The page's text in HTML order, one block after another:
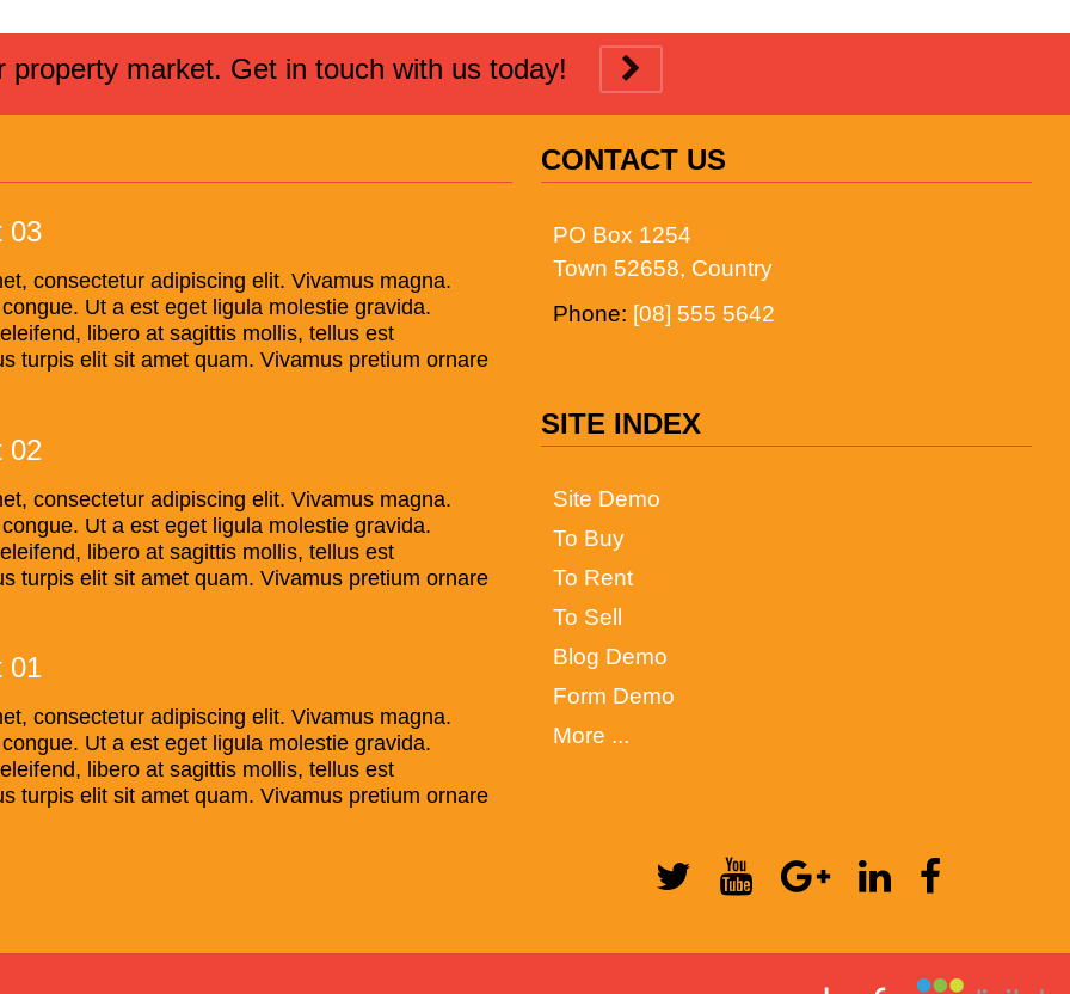
property market. Get in touch with us today!
03
consectetur adipiscing elit. Vivamus magna.
Ut a est eget ligula molestie gravida.
libero at sagittis mollis, tellus est
turpis elit sit amet quam. Vivamus pretium ornare
02
consectetur adipiscing elit. Vivamus magna.
Ut a est eget ligula molestie gravida.
libero at sagittis mollis, tellus est
turpis elit sit amet quam. Vivamus pretium ornare
01
consectetur adipiscing elit. Vivamus magna.
Ut a est eget ligula molestie gravida.
libero at sagittis mollis, tellus est
turpis elit sit amet quam. Vivamus pretium ornare
CONTACT US
PO Box 1254
Town 52658, Country
Phone: [08] 555 5642
SITE INDEX
Site Demo
To Buy
To Rent
To Sell
Blog Demo
Form Demo
More ...